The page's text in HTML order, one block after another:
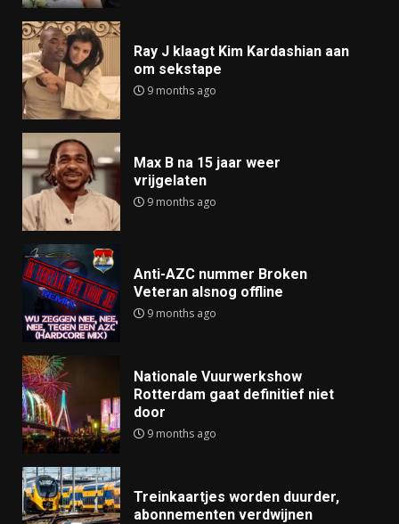
Ray J klaagt Kim Kardashian aan
om sekstape
9 months ago
Max B na 15 jaar weer
vrijgelaten
9 months ago
Anti-AZC nummer Broken
Veteran alsnog offline
9 months ago
Nationale Vuurwerkshow
Rotterdam gaat definitief niet
door
9 months ago
Treinkaartjes worden duurder,
abonnementen verdwijnen